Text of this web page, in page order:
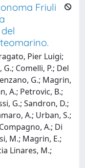
Friuli
Pier Luigi;
Comelli, P.; Del
G.; Magrin,
A.; Petrovic, B.;
G.; Sandron, D.;
A.; Urban, S.;
A.; Di
M.; Magrin, E.;
Linares, M.;